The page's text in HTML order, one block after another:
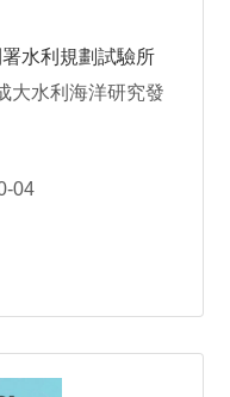
水利規劃試驗所
大水利海洋研究發
04